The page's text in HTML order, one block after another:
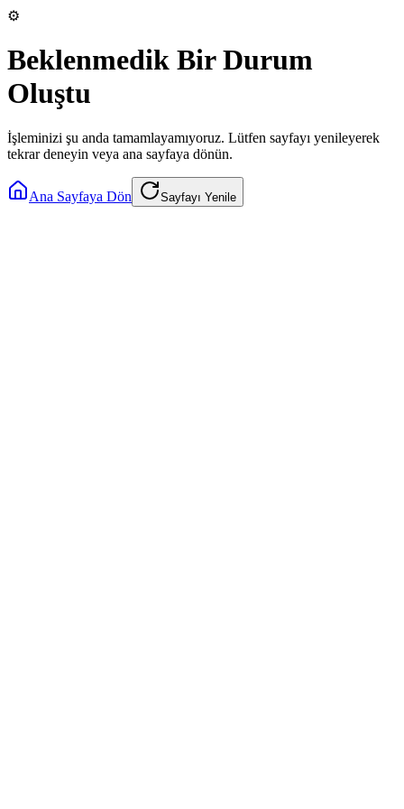
⚙️
Beklenmedik Bir Durum
Oluştu
İşleminizi şu anda tamamlayamıyoruz. Lütfen sayfayı yenileyerek
tekrar deneyin veya ana sayfaya dönün.
Ana Sayfaya Dön Sayfayı Yenile